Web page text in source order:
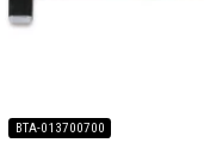
BTA-013700700